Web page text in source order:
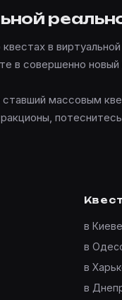
в
в совершенно новый
массовым
в Киеве
в
в
в